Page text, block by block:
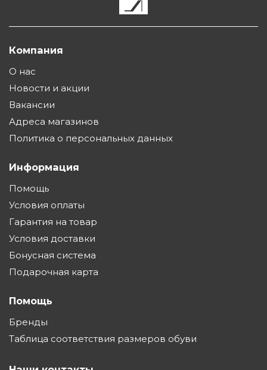
Компания
О нас
Новости и акции
Вакансии
Адреса магазинов
Политика о персональных данных
Информация
Помощь
Условия оплаты
Гарантия на товар
Условия доставки
Бонусная система
Подарочная карта
Помощь
Бренды
Таблица соответствия размеров обуви